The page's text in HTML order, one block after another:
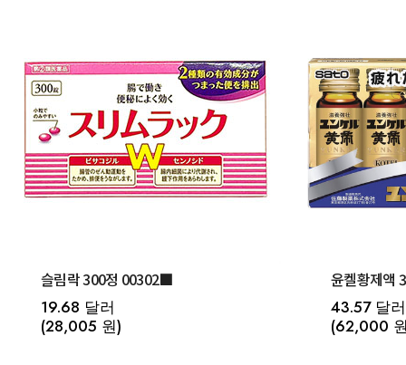
슬림락 300정 00302■
19.68 달러
(28,005 원)
윤켈황제액
43.57 달러
(62,000